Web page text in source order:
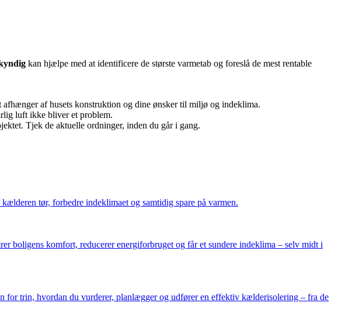
kan hjælpe med at identificere de største varmetab og foreslå de mest rentable
af husets konstruktion og dine ønsker til miljø og indeklima.
luft ikke bliver et problem.
Tjek de aktuelle ordninger, inden du går i gang.
tør, forbedre indeklimaet og samtidig spare på varmen.
boligens komfort, reducerer energiforbruget og får et sundere indeklima – selv midt i
trin, hvordan du vurderer, planlægger og udfører en effektiv kælderisolering – fra de